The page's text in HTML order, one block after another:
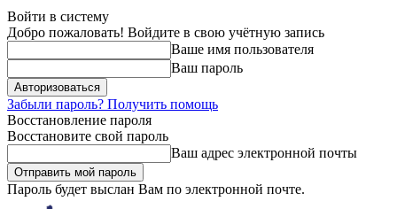
Войти в систему
Добро пожаловать! Войдите в свою учётную запись
Ваше имя пользователя
Ваш пароль
Забыли пароль? Получить помощь
Восстановление пароля
Восстановите свой пароль
Ваш адрес электронной почты
Пароль будет выслан Вам по электронной почте.